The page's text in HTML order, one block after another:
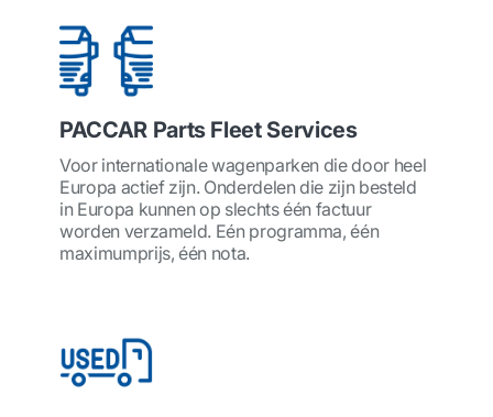
PACCAR Parts Fleet Services
Voor internationale wagenparken die door heel
Europa actief zijn. Onderdelen die zijn besteld
in Europa kunnen op slechts één factuur
worden verzameld. Eén programma, één
maximumprijs, één nota.